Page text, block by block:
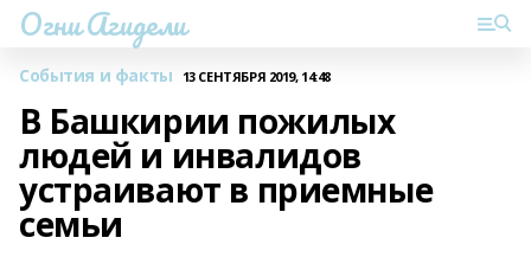
Огни Агидели
События и факты 13 СЕНТЯБРЯ 2019, 14:48
В Башкирии пожилых
людей и инвалидов
устраивают в приемные
семьи